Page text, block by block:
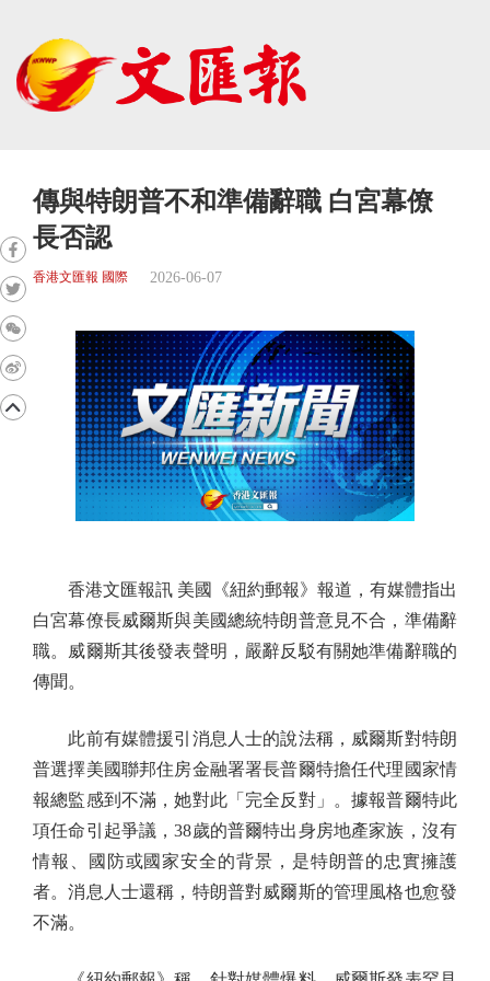
傳與特朗普不和準備辭職 白宮幕僚
長否認
香港文匯報 國際 2026-06-07
香港文匯報訊 美國《紐約郵報》報道，有媒體指出
白宮幕僚長威爾斯與美國總統特朗普意見不合，準備辭
職。威爾斯其後發表聲明，嚴辭反駁有關她準備辭職的
傳聞。
此前有媒體援引消息人士的說法稱，威爾斯對特朗
普選擇美國聯邦住房金融署署長普爾特擔任代理國家情
報總監感到不滿，她對此「完全反對」。據報普爾特此
項任命引起爭議，38歲的普爾特出身房地產家族，沒有
情報、國防或國家安全的背景，是特朗普的忠實擁護
者。消息人士還稱，特朗普對威爾斯的管理風格也愈發
不滿。